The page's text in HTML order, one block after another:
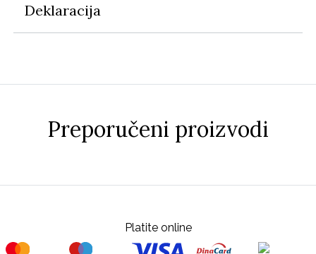
Deklaracija
Preporučeni proizvodi
Platite online